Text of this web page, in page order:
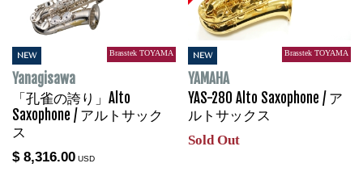
NEW Brasstek TOYAMA
Yanagisawa
「孔雀の誇り」Alto
Saxophone / アルトサック
ス
$ 8,316.00 USD
NEW Brasstek TOYAMA
YAMAHA
YAS-280 Alto Saxophone / ア
ルトサックス
Sold Out